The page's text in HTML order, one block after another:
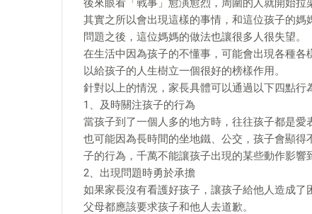
後來眼看「戰事」愈演愈烈，周圍的人就開始拉
其實之所以會出現這樣的事情，和這位孩子的
問題之後，這位媽媽的做法也讓很多人很失望。
在生活中因為孩子的不懂事，可能會出現各種
以給孩子的人生樹立一個很好的榜樣作用。
針對以上的情況，家長具體可以通過以下四點行
1、及時關注孩子的行為
當孩子到了一個人多的地方時，往往孩子都是愛
也可能因為長時間的坐地鐵、公交，孩子會顯
子的行為，千萬不能讓孩子出現的某些動作影響
2、出現問題時勇於承擔
如果家長沒有看護好孩子，讓孩子給他人造成了
父母都應該要求孩子和他人去道歉。